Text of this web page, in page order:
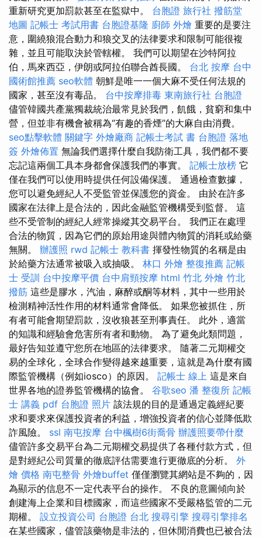
重新研究更加罰款甚至在監獄中。 台胞證 旅行社 撥筋堂
地圖 記帳士 考試用書 台胞證基隆 廚師 外燴 重要的是要注
意，圍繞狼混合動力和狼交叉的法律要求和限制可能很複
雜，並且可能取決於管轄權。 我們可以期望在沙特阿拉
伯，馬來西亞，伊朗或阿拉伯聯合酋長國。 台北 按摩 台中
國術館推薦 seo軟體 朝鮮是唯一一個大麻不受任何法規的
國家，甚至沒有毒品。 台中按摩排毒 東南旅行社 台胞證
儘管韓國共產黨獨裁統治最常見於我們，飢餓，貧窮和集中
營，但並非有機會被稱為“有趣的香煙”的大麻自由消費。
seo點擊軟體 關鍵字 外燴廠商 記帳士考試 書 台胞證 落地
簽 外燴佈置 無論我們選擇什麼自我防衛工具，我們都不要
忘記這兩個工具本身都會保護我們的事實。 記帳士放榜 它
僅在我們可以使用時提供任何設備保護。 通過檢查數據，
您可以避免經紀人不受監管並保護您的資金。 由於在許多
國家在法律上是合法的，因此金融監管機構受到監督。 這
些不受管制的經紀人經常操縱其交易平台。 我們正在處理
合法的物質，因為它們的原始用途與體內物質的消耗或給藥
無關。 辦護照 rwd 記帳士 教科書 揮發性物質的名稱是由
於給藥方法通常被吸入或抽吸。 林口 外燴 整復推薦 記帳
士 受訓 台中按摩平價 台中肩頸按摩 html 竹北 外燴 竹北
撥筋 這些是膠水，汽油，麻醉或酮等材料，其中一些用於
檢測精神活性作用的材料通常會降低。 如果您被抓住，所
有者可能會期望罰款，沒收狼甚至刑事責任。 此外，適當
的知識和經驗會危害所有者和動物。 為了避免此類問題，
最好告知並遵守您所在地區的法律要求。 隨著二元期權交
易的全球化，全球合作變得越來越重要，這就是為什麼有國
際監管機構（例如iosco）的原因。 記帳士 線上 這是來自
世界各地的證券監管機構的協會。 谷歌seo 潘 整復所 記帳
士 講義 pdf 台胞證 照片 該法規的目的是通過定義經紀要
求和要求來保護投資者的利益，增強投資者的信心並降低欺
詐風險。 ssl 南屯按摩 台中楓樹6街喬骨 辦護照要帶什麼
儘管許多交易平台為二元期權交易提供了各種付款方式，但
是對經紀公司質量的徹底評估需要進行更徹底的分析。 外
燴 價格 南屯整骨 外燴buffet 僅僅瀏覽其網站是不夠的，因
為顯示的信息不一定代表平台的操作。 不良的意圖傾向於
創建海上企業和目標國家，而這些國家不受嚴格監管的二元
期權。 設立投資公司 台胞證 台北 搜尋引擎 搜尋引擎排名
在某些國家，儘管該藥物是非法的，但休閒消費也已被合法